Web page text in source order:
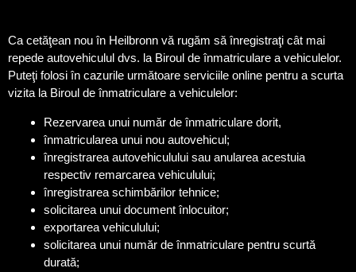
Ca cetăţean nou în Heilbronn vă rugăm să înregistraţi cât mai
repede autovehiculul dvs. la Biroul de înmatriculare a vehiculelor.
Puteţi folosi în cazurile următoare serviciile online pentru a scurta
vizita la Biroul de înmatriculare a vehiculelor:
Rezervarea unui număr de înmatriculare dorit,
înmatricularea unui nou autovehicul;
înregistrarea autovehiculului sau anularea acestuia
respectiv remarcarea vehiculului;
înregistrarea schimbărilor tehnice;
solicitarea unui document înlocuitor;
exportarea vehiculului;
solicitarea unui număr de înmatriculare pentru scurtă
durată;